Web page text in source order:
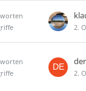
2.
2.